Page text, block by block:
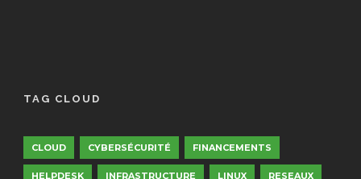
TAG CLOUD
CLOUD CYBERSÉCURITÉ FINANCEMENTS
HELPDESK INFRASTRUCTURE LINUX RESEAUX